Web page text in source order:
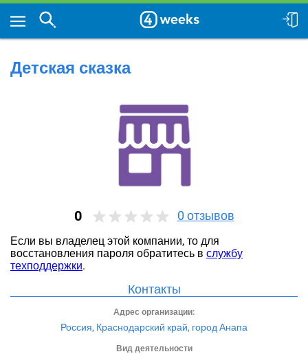
Детская сказка
0 0 отзывов
Если вы владелец этой компании, то для
восстановления пароля обратитесь в службу
техподдержки.
Контакты
Адрес организации:
Россия, Краснодарский край, город Анапа
Вид деятельности